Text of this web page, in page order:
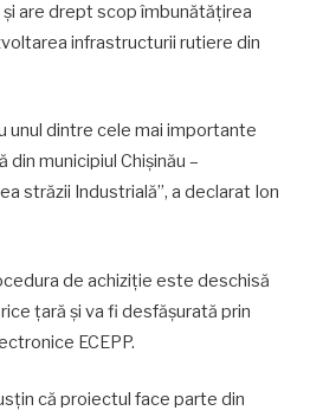
are drept scop îmbunătățirea
infrastructurii rutiere din
unul dintre cele mai importante
municipiul Chișinău –
străzii Industrială”, a declarat Ion
de achiziție este deschisă
țară și va fi desfășurată prin
ECEPP.
că proiectul face parte din